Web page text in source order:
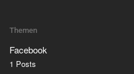
Themen
Facebook
1 Posts